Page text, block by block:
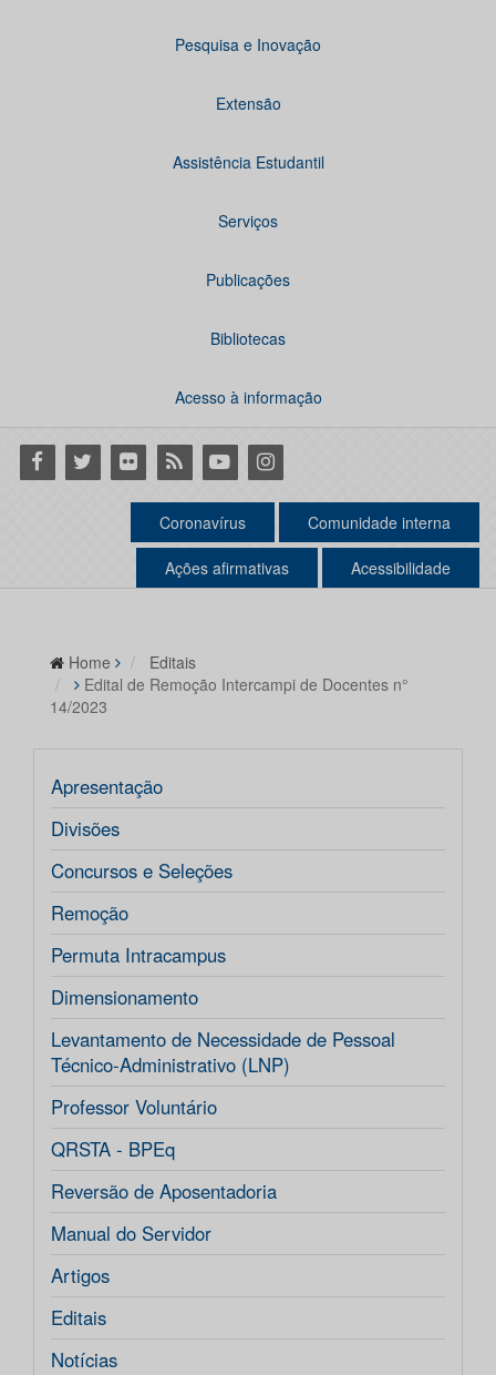
Pesquisa e Inovação
Extensão
Assistência Estudantil
Serviços
Publicações
Bibliotecas
Acesso à informação
Facebook
Twitter Flickr RSS YoutubeInstagram
Coronavírus Comunidade interna
Ações afirmativas Acessibilidade
Home
Editais
Edital de Remoção Intercampi de Docentes n°
14/2023
Apresentação
Divisões
Concursos e Seleções
Remoção
Permuta Intracampus
Dimensionamento
Levantamento de Necessidade de Pessoal
Técnico-Administrativo (LNP)
Professor Voluntário
QRSTA - BPEq
Reversão de Aposentadoria
Manual do Servidor
Artigos
Editais
Notícias